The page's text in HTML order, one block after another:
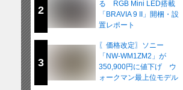
2
る RGB Mini LED搭載
「BRAVIA 9 II」開梱・設
置レポート
3
〖価格改定〗ソニー
「NW-WM1ZM2」が
350,900円に値下げ ウ
ォークマン最上位モデル